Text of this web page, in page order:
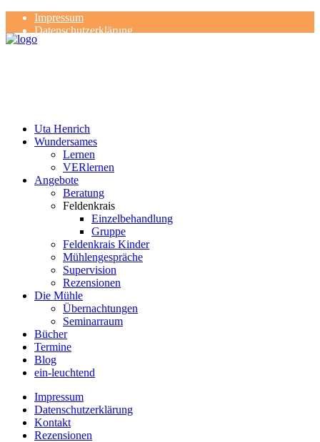
Impressum
Datenschutzerklärung
Kontakt
Uta Henrich
Wundersames
Lernen
VERlernen
Angebote
Beratung
Feldenkrais
Einzelbehandlung
Gruppe
Feldenkrais Kinder
Mühlengespräche
Supervision
Rezensionen
Die Mühle
Übernachtungen
Seminarraum
Bücher
Termine
Blog
ein-leuchtend
Impressum
Datenschutzerklärung
Kontakt
Rezensionen